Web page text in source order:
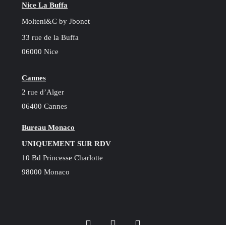
Nice La Buffa
Molteni&C by Jbonet
33 rue de la Buffa
06000 Nice
Cannes
2 rue d’Alger
06400 Cannes
Bureau Monaco
UNIQUEMENT SUR RDV
10 Bd Princesse Charlotte
98000 Monaco